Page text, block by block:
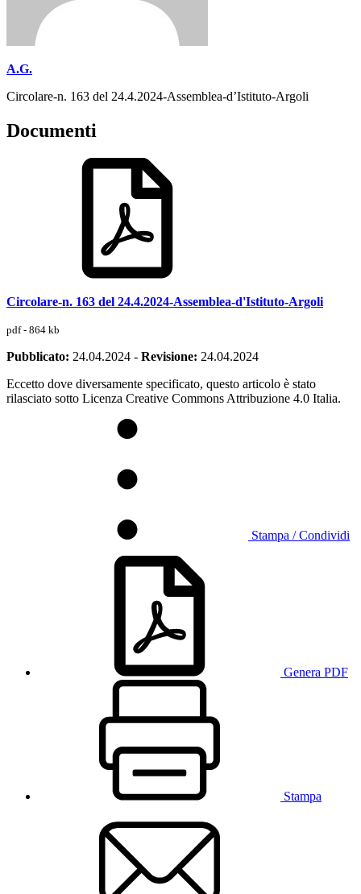
A.G.
Circolare-n. 163 del 24.4.2024-Assemblea-d’Istituto-Argoli
Documenti
Circolare-n. 163 del 24.4.2024-Assemblea-d'Istituto-Argoli
pdf - 864 kb
Pubblicato: 24.04.2024 - Revisione: 24.04.2024
Eccetto dove diversamente specificato, questo articolo è stato
rilasciato sotto Licenza Creative Commons Attribuzione 4.0 Italia.
Stampa / Condividi
Genera PDF
Stampa